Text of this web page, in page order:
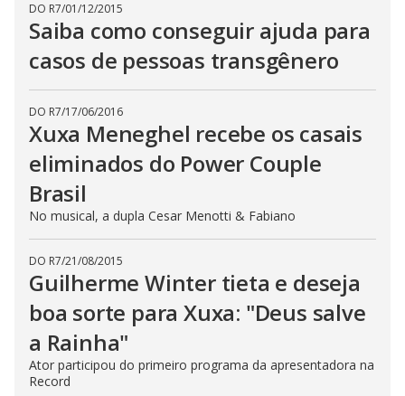
DO R7/01/12/2015
Saiba como conseguir ajuda para
casos de pessoas transgênero
DO R7/17/06/2016
Xuxa Meneghel recebe os casais
eliminados do Power Couple
Brasil
No musical, a dupla Cesar Menotti & Fabiano
DO R7/21/08/2015
Guilherme Winter tieta e deseja
boa sorte para Xuxa: "Deus salve
a Rainha"
Ator participou do primeiro programa da apresentadora na
Record